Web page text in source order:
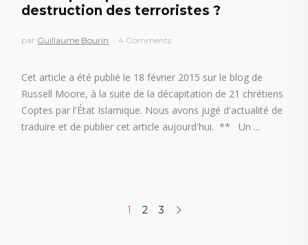
destruction des terroristes ?
par Guillaume Bourin 4 Comments
Cet article a été publié le 18 février 2015 sur le blog de
Russell Moore, à la suite de la décapitation de 21 chrétiens
Coptes par l'État Islamique. Nous avons jugé d'actualité de
traduire et de publier cet article aujourd'hui. ** Un
1 2 3